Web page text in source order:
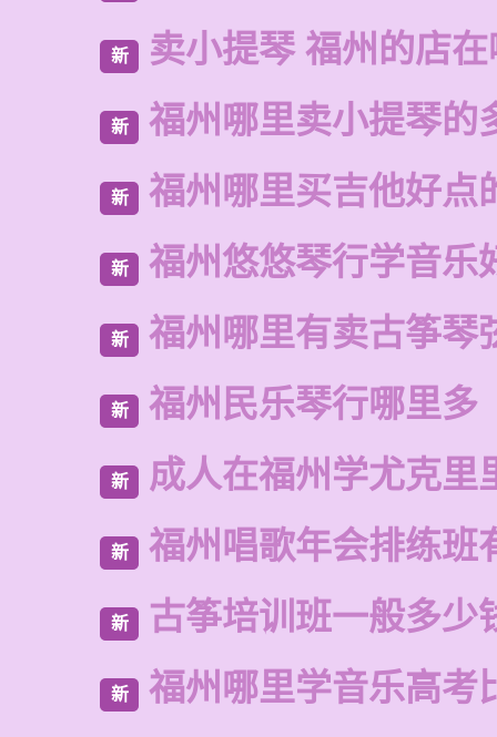
新 卖小提琴 福州的店
新 福州哪里卖小提琴的
新 福州哪里买吉他好点
新 福州悠悠琴行学音乐
新 福州哪里有卖古筝琴
新 福州民乐琴行哪里多
新 成人在福州学尤克里
新 福州唱歌年会排练班
新 古筝培训班一般多少
新 福州哪里学音乐高考